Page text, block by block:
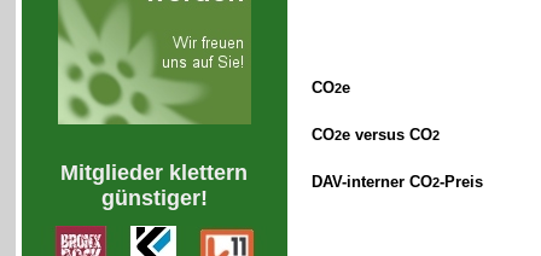
Mitglieder klettern
günstiger!
CO2e
CO2e versus CO2
DAV-interner CO2-Preis